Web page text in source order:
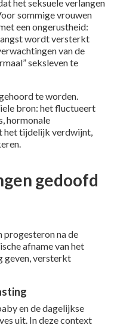
het seksuele verlangen
sommige vrouwen
een ongerustheid:
angst wordt versterkt
van de
seksleven te
te worden.
bron: het fluctueert
hormonale
het tijdelijk verdwijnt,
gedoofd
progesteron na de
afname van het
geven, versterkt
en de dagelijkse
uit. In deze context